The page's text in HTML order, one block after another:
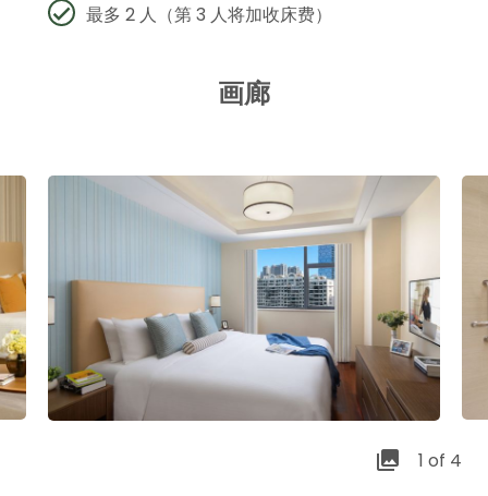
最多 2 人（第 3 人将加收床费）
画廊
1 of 4